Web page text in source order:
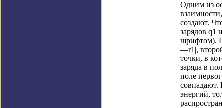
Одним из
создают.
зарядов q1
шрифтом).
—r1|,
точки, в
заряда в
поле
совпадают.
энергий,